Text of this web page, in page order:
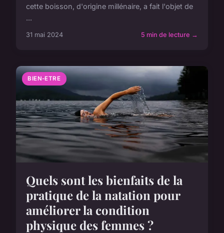
cette boisson, d'origine millénaire, a fait l'objet de
...
31 mai 2024 5 min de lecture →
BIEN-ETRE
Quels sont les bienfaits de la
pratique de la natation pour
améliorer la condition
physique des femmes ?